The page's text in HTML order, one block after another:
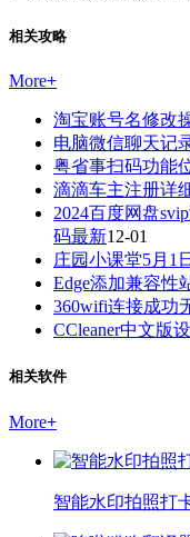
相关攻略
More+
淘宝账号名修改
电脑微信聊天记
粤省事扫码功能
滴滴车主注册详
2024百度网盘
码最新12-01
庄园小课堂5月1
Edge添加兼容性
360wifi连接成功
CCleaner中文版
相关软件
More+
智能水印拍照打